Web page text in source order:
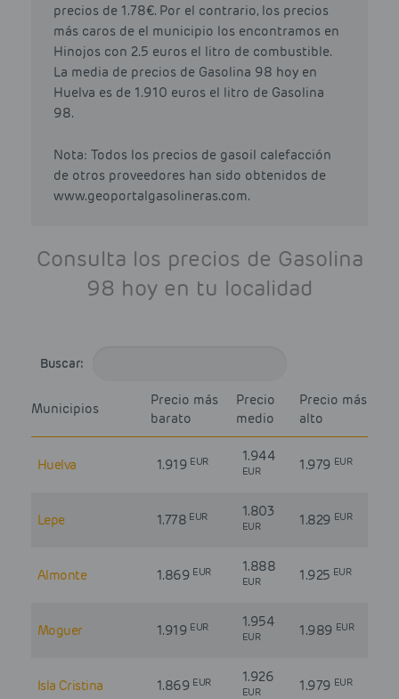
precios de 1.78€. Por el contrario, los precios
más caros de el municipio los encontramos en
Hinojos con 2.5 euros el litro de combustible.
La media de precios de Gasolina 98 hoy en
Huelva es de 1.910 euros el litro de Gasolina
98.
Nota: Todos los precios de gasoil calefacción
de otros proveedores han sido obtenidos de
www.geoportalgasolineras.com.
Consulta los precios de Gasolina
98 hoy en tu localidad
Buscar:
Municipios
Precio más
barato
Precio
medio
Precio más
alto
Huelva 1.919 EUR 1.944
EUR 1.979 EUR
Lepe 1.778 EUR 1.803
EUR 1.829 EUR
Almonte 1.869 EUR 1.888
EUR 1.925 EUR
Moguer 1.919 EUR 1.954
EUR 1.989 EUR
Isla Cristina 1.869 EUR 1.926
EUR 1.979 EUR